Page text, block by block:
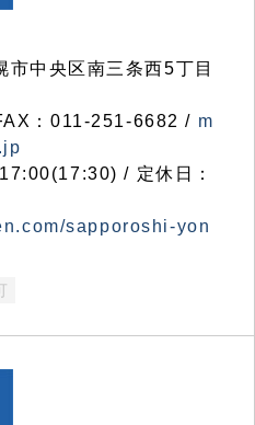
中央区南三条西5丁目
：011-251-6682 / m
/ 定休日：
sapporoshi-yon